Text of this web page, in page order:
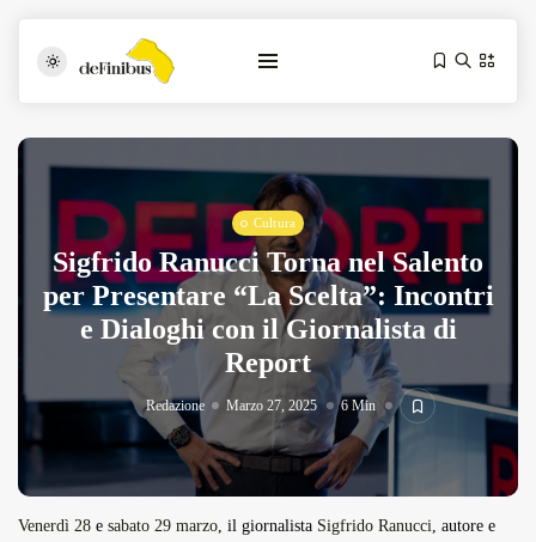
Iosonouncane A Lecce: Concerto Acustico...
Luglio 17, 2026 13 Min
Tarantarte Al Festival De Fès...
Giugno 4, 2026
Cultura
Sigfrido Ranucci Torna nel Salento
per Presentare “La Scelta”: Incontri
e Dialoghi con il Giornalista di
Report
Redazione Marzo 27, 2025 6 Min
Venerdì 28 e sabato 29 marzo, il giornalista Sigfrido Ranucci, autore e